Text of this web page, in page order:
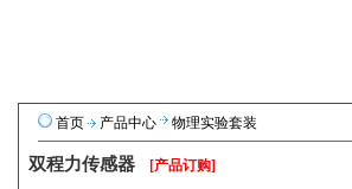
首页 产品中心 物理实验套装
双程力传感器 [产品订购]